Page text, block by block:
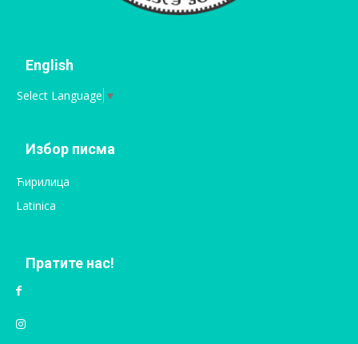
English
Select Language ▼
Избор писма
Ћирилица
Latinica
Пратите нас!